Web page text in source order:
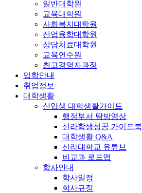
일반대학원
교육대학원
사회복지대학원
산업융합대학원
상담치료대학원
교육연수원
최고경영자과정
입학안내
취업정보
대학생활
신입생 대학생활가이드
행정부서 탐방영상
신라학생성공 가이드북
대학생활 Q&A
신라대학교 유튜브
비교과 로드맵
학사안내
학사일정
학사규정